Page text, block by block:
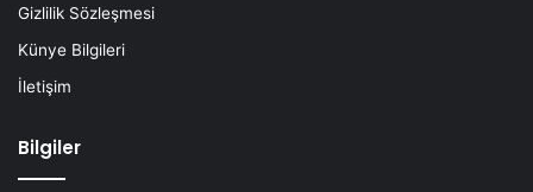
Gizlilik Sözleşmesi
Künye Bilgileri
İletişim
Bilgiler